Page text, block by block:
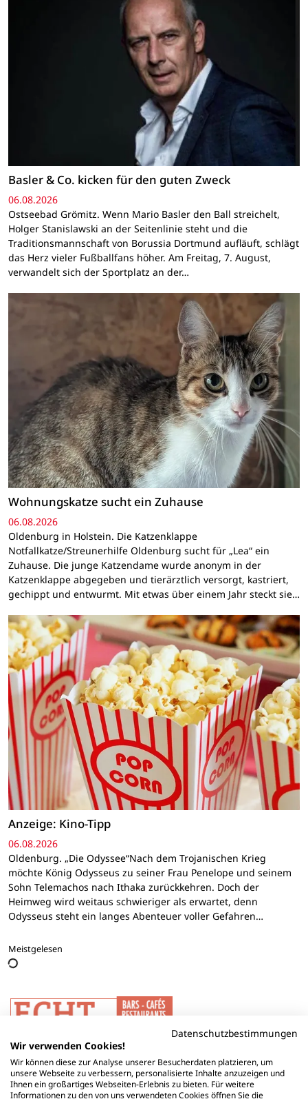
Basler & Co. kicken für den guten Zweck
06.08.2026
Ostseebad Grömitz. Wenn Mario Basler den Ball streichelt,
Holger Stanislawski an der Seitenlinie steht und die
Traditionsmannschaft von Borussia Dortmund aufläuft, schlägt
das Herz vieler Fußballfans höher. Am Freitag, 7. August,
verwandelt sich der Sportplatz an der…
Wohnungskatze sucht ein Zuhause
06.08.2026
Oldenburg in Holstein. Die Katzenklappe
Notfallkatze/Streunerhilfe Oldenburg sucht für „Lea“ ein
Zuhause. Die junge Katzendame wurde anonym in der
Katzenklappe abgegeben und tierärztlich versorgt, kastriert,
gechippt und entwurmt. Mit etwas über einem Jahr steckt sie…
Anzeige: Kino-Tipp
06.08.2026
Oldenburg. „Die Odyssee“Nach dem Trojanischen Krieg
möchte König Odysseus zu seiner Frau Penelope und seinem
Sohn Telemachos nach Ithaka zurückkehren. Doch der
Heimweg wird weitaus schwieriger als erwartet, denn
Odysseus steht ein langes Abenteuer voller Gefahren…
Meistgelesen
Datenschutzbestimmungen
Wir verwenden Cookies!
Wir können diese zur Analyse unserer Besucherdaten platzieren, um
unsere Webseite zu verbessern, personalisierte Inhalte anzuzeigen und
Ihnen ein großartiges Webseiten-Erlebnis zu bieten. Für weitere
Informationen zu den von uns verwendeten Cookies öffnen Sie die